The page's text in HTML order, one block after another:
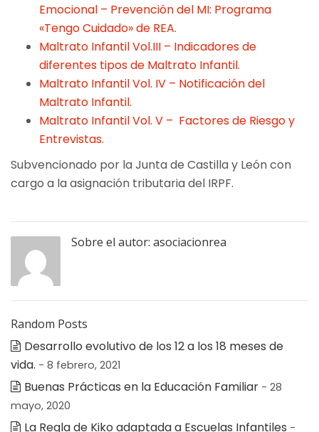
Emocional – Prevención del MI: Programa
«Tengo Cuidado» de REA.
Maltrato Infantil Vol.III – Indicadores de
diferentes tipos de Maltrato Infantil.
Maltrato Infantil Vol. IV – Notificación del
Maltrato Infantil.
Maltrato Infantil Vol. V – Factores de Riesgo y
Entrevistas.
Subvencionado por la Junta de Castilla y León con
cargo a la asignación tributaria del IRPF.
Sobre el autor: asociacionrea
Random Posts
Desarrollo evolutivo de los 12 a los 18 meses de
vida. - 8 febrero, 2021
Buenas Prácticas en la Educación Familiar - 28
mayo, 2020
La Regla de Kiko adaptada a Escuelas Infantiles -